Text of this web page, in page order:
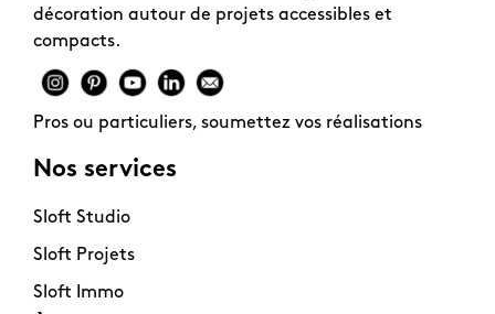
décoration autour de projets accessibles et
compacts.
Pros ou particuliers, soumettez vos réalisations
Nos services
Sloft Studio
Sloft Projets
Sloft Immo